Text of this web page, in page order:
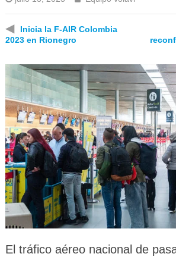
◀
Inicia la F-AIR Colombia
2023 en Rionegro
El tráfico aéreo nacional de